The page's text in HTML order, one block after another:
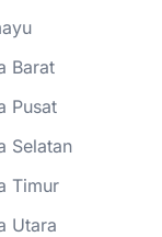
Barat
Pusat
Selatan
Timur
Utara